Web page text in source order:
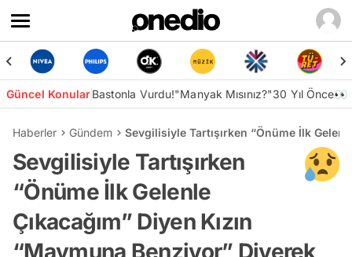
Güncel KonularBastonla Vurdu!"Manyak Mısınız?"30 Yıl Önce👀
Haberler Gündem Sevgilisiyle Tartışırken “Önüme İlk
Sevgilisiyle Tartışırken
“Önüme İlk Gelenle
Çıkacağım” Diyen Kızın
“Maymuna Benziyor” Diyerek